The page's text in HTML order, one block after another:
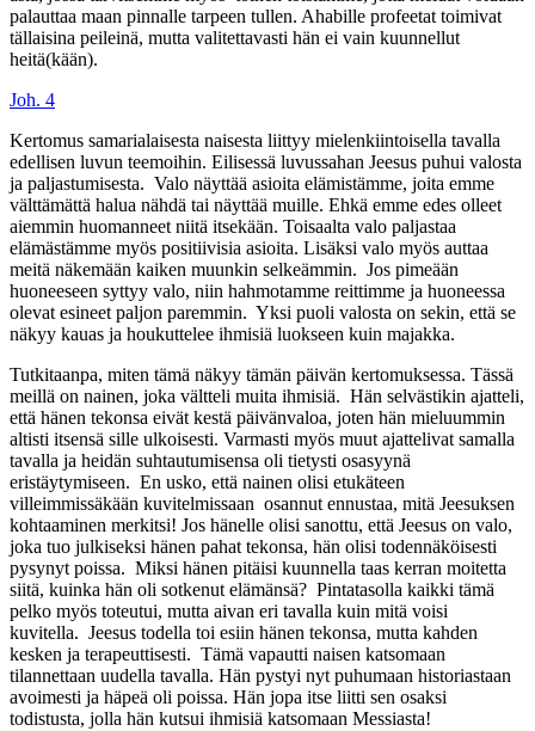
palauttaa maan pinnalle tarpeen tullen. Ahabille profeetat toimivat
tällaisina peileinä, mutta valitettavasti hän ei vain kuunnellut
heitä(kään).
Joh. 4
Kertomus samarialaisesta naisesta liittyy mielenkiintoisella tavalla
edellisen luvun teemoihin. Eilisessä luvussahan Jeesus puhui valosta
ja paljastumisesta. Valo näyttää asioita elämistämme, joita emme
välttämättä halua nähdä tai näyttää muille. Ehkä emme edes olleet
aiemmin huomanneet niitä itsekään. Toisaalta valo paljastaa
elämästämme myös positiivisia asioita. Lisäksi valo myös auttaa
meitä näkemään kaiken muunkin selkeämmin. Jos pimeään
huoneeseen syttyy valo, niin hahmotamme reittimme ja huoneessa
olevat esineet paljon paremmin. Yksi puoli valosta on sekin, että se
näkyy kauas ja houkuttelee ihmisiä luokseen kuin majakka.
Tutkitaanpa, miten tämä näkyy tämän päivän kertomuksessa. Tässä
meillä on nainen, joka vältteli muita ihmisiä. Hän selvästikin ajatteli,
että hänen tekonsa eivät kestä päivänvaloa, joten hän mieluummin
altisti itsensä sille ulkoisesti. Varmasti myös muut ajattelivat samalla
tavalla ja heidän suhtautumisensa oli tietysti osasyynä
eristäytymiseen. En usko, että nainen olisi etukäteen
villeimmissäkään kuvitelmissaan osannut ennustaa, mitä Jeesuksen
kohtaaminen merkitsi! Jos hänelle olisi sanottu, että Jeesus on valo,
joka tuo julkiseksi hänen pahat tekonsa, hän olisi todennäköisesti
pysynyt poissa. Miksi hänen pitäisi kuunnella taas kerran moitetta
siitä, kuinka hän oli sotkenut elämänsä? Pintatasolla kaikki tämä
pelko myös toteutui, mutta aivan eri tavalla kuin mitä voisi
kuvitella. Jeesus todella toi esiin hänen tekonsa, mutta kahden
kesken ja terapeuttisesti. Tämä vapautti naisen katsomaan
tilannettaan uudella tavalla. Hän pystyi nyt puhumaan historiastaan
avoimesti ja häpeä oli poissa. Hän jopa itse liitti sen osaksi
todistusta, jolla hän kutsui ihmisiä katsomaan Messiasta!